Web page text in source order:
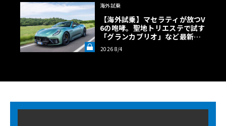
海外試乗
【海外試乗】マセラティが放つV
6の咆哮。聖地トリエステで試す
「グランカブリオ」など最新ト
ロフェオ3台の官能評価《LE VO
LANT LAB》
2026 8/4